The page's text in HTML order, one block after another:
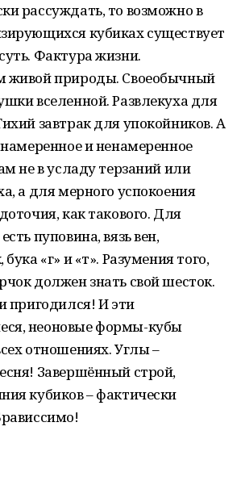
рассуждать, то возможно в
кубиках существует
Фактура жизни.
живой природы. Своеобычный
вселенной. Развлекуха для
завтрак для упокойников. А
намеренное и ненамеренное
не в усладу терзаний или
а для мерного успокоения
как такового. Для
пуповина, вязь вен,
«г» и «т». Разумения того,
должен знать свой шесток.
пригодился! И эти
неоновые формы-кубы
отношениях. Углы –
Завершённый строй,
кубиков – фактически